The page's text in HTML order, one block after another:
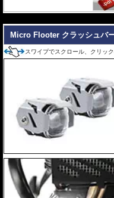
ブラケット ステンレス製 高
Micro Flooter クラッシュバ
スワイプでスクロール、クリッ